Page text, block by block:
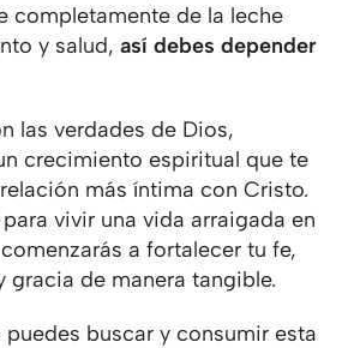
completamente de la leche
y salud, así debes depender
las verdades de Dios,
crecimiento espiritual que te
más íntima con Cristo.
vivir una vida arraigada en
a fortalecer tu fe,
gracia de manera tangible.
buscar y consumir esta